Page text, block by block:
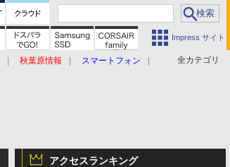
Impress サイト
全カテゴリ
秋葉原情報
スマートフォン
アクセスランキング